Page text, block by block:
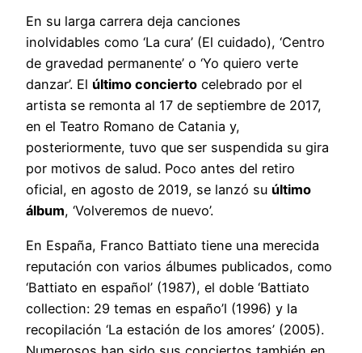
En su larga carrera deja canciones
inolvidables como ‘La cura’ (El cuidado), ‘Centro
de gravedad permanente’ o ‘Yo quiero verte
danzar’. El último concierto celebrado por el
artista se remonta al 17 de septiembre de 2017,
en el Teatro Romano de Catania y,
posteriormente, tuvo que ser suspendida su gira
por motivos de salud. Poco antes del retiro
oficial, en agosto de 2019, se lanzó su último
álbum, ‘Volveremos de nuevo’.
En España, Franco Battiato tiene una merecida
reputación con varios álbumes publicados, como
‘Battiato en español’ (1987), el doble ‘Battiato
collection: 29 temas en españo’l (1996) y la
recopilación ‘La estación de los amores’ (2005).